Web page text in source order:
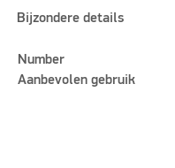
Bijzondere details
Number
Aanbevolen gebruik